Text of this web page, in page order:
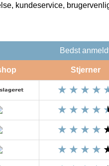
kundeservice,
Bedst
Stjerner